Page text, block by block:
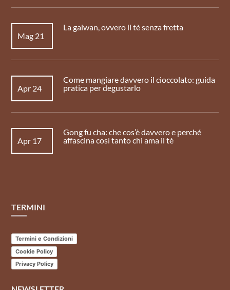
La gaiwan, ovvero il tè senza fretta
Mag 21
Come mangiare davvero il cioccolato: guida
pratica per degustarlo
Apr 24
Gong fu cha: che cos’è davvero e perché
affascina così tanto chi ama il tè
Apr 17
TERMINI
Termini e Condizioni
Cookie Policy
Privacy Policy